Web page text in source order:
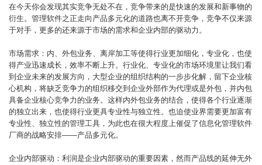
在今天你会发现其实竞争无处不在，竞争带来的是快速的发展和新事物的
衍生。管理软件之正走向产品多元化的道路也离不开竞争，竞争不仅来源
于对手，更多的还来源于市场的需求和企业内部的驱动力。
市场需求：内、外包业务、离岸加工等使得行业更加细化，专业化，也使
得产业迅速成长，效率不断上升。行业化、专业化的市场环境里让我们看
到企业未来的发展方向，大型企业的组织结构的一步步化解，留下企业核
心机构，将缺乏竞争力的组织移交到企业外部作为代理或是外包，并内包
具备企业核心竞争力的业务。这样内外包业务的结合，使得各个行业逐渐
的独立出来，也使得行业更具专业性与独立性。也迫使业界需要更加富有
专业性、独立性的管理工具，为此也在很大程度上催促了信息化管理软件
厂商的战略安排——产品多元化。
企业内部驱动：利润是企业内部驱动的重要因素，然而产品线的延伸无外